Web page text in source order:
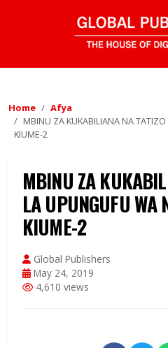
Home
Afya
MBINU ZA KUKABILIANA NA
KIUME-2
MBINU ZA
LA UPUNGUFU WA
KIUME-2
Global Publishers
May 24, 2019
4,610 views